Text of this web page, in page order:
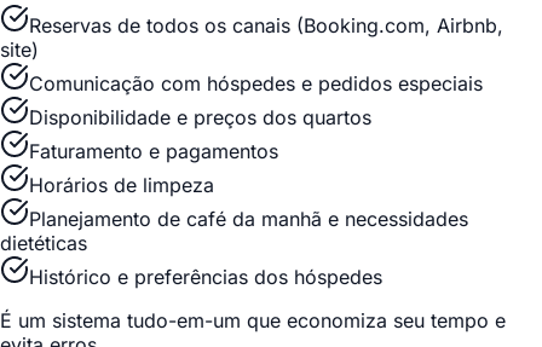
Reservas de todos os canais (Booking.com, Airbnb,
site)
Comunicação com hóspedes e pedidos especiais
Disponibilidade e preços dos quartos
Faturamento e pagamentos
Horários de limpeza
Planejamento de café da manhã e necessidades
dietéticas
Histórico e preferências dos hóspedes
É um sistema tudo-em-um que economiza seu tempo e